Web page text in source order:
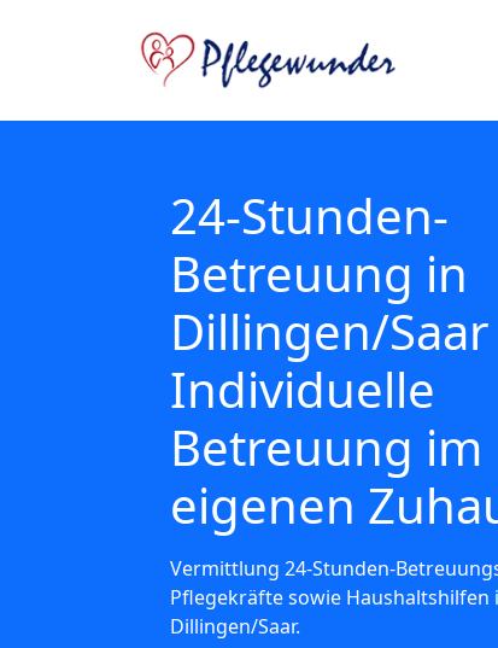
24-Stunden-
Betreuung in
Dillingen/
Individuelle
Betreuung im
eigenen
Vermittlung 24-Stunden-
Pflegekräfte sowie Haushaltshilfen
Dillingen/Saar.